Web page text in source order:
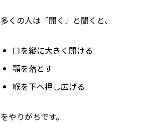
多くの人は「開く」と聞くと、
口を縦に大きく開ける
顎を落とす
喉を下へ押し広げる
をやりがちです。